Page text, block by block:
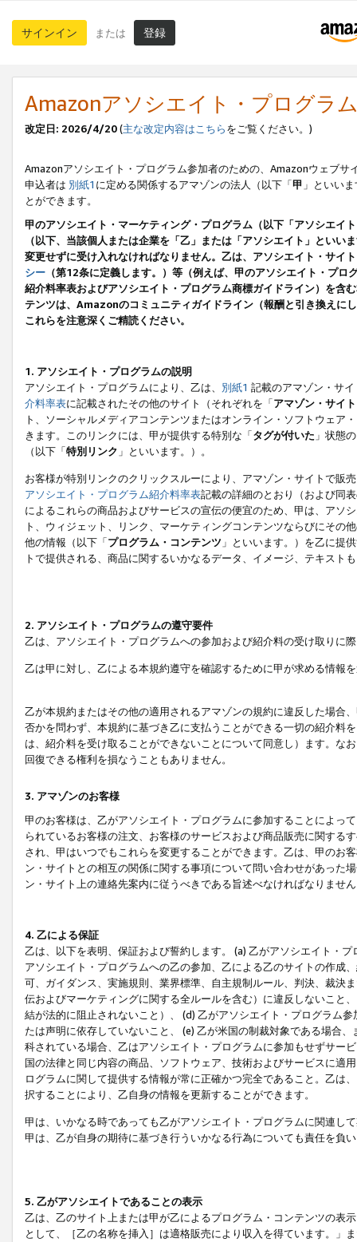
サインイン または 登録
Amazonアソシエイト・プログラ
改定日: 2026/4/20(主な改定内容はこちらをご覧ください。)
Amazonアソシエイト・プログラム参加者のための、Amazonウェブサ
申込者は 別紙1 に定める関係するアマゾンの法人（以下「甲 」といい
とができます。
甲のアソシエイト・マーケティング・プログラム（以下「アソシエイ
（以下、当該個人または企業を「乙」または「アソシエイト」とい
変更せずに受け入れなければなりません。乙は、アソシエイト・サイ
シー （第12条に定義します。）等（例えば、甲のアソシエイト・プ
紹介料率表およびアソシエイト・プログラム商標ガイドライン）を
テンツは、Amazonのコミュニティガイドライン（報酬と引き換えに
これらを注意深くご精読ください。
1. アソシエイト・プログラムの説明
アソシエイト・プログラムにより、乙は、 別紙1 記載のアマゾン・サ
介料率表に記載されたその他のサイト（それぞれを「アマゾン・サイト
ト、ソーシャルメディアコンテンツまたはオンライン・ソフトウェア
きます。このリンクには、甲が提供する特別な「タグが付いた 」状態
（以下「特別リンク 」といいます。）。
お客様が特別リンクのクリックスルーにより、アマゾン・サイトで販
アソシエイト・プログラム紹介料率表記載の詳細のとおり（および同
によるこれらの商品およびサービスの宣伝の便宜のため、甲は、アソ
ト、ウィジェット、リンク、マーケティングコンテンツならびにその
他の情報（以下「プログラム・コンテンツ 」といいます。）を乙に提
トで提供される、商品に関するいかなるデータ、イメージ、テキス
2. アソシエイト・プログラムの遵守要件
乙は、アソシエイト・プログラムへの参加および紹介料の受け取りに
乙は甲に対し、乙による本規約遵守を確認するために甲が求める情報
乙が本規約またはその他の適用されるアマゾンの規約に違反した場合
否かを問わず、本規約に基づき乙に支払うことができる一切の紹介料
は、紹介料を受け取ることができないことについて同意し）ます。な
回復できる権利を損なうこともありません。
3. アマゾンのお客様
甲のお客様は、乙がアソシエイト・プログラムに参加することによっ
られているお客様の注文、お客様のサービスおよび商品販売に関する
され、甲はいつでもこれらを変更することができます。乙は、甲のお
ン・サイトとの相互の関係に関する事項について問い合わせがあった
ン・サイト上の連絡先案内に従うべきである旨述べなければなりませ
4. 乙による保証
乙は、以下を表明、保証および誓約します。 (a) 乙がアソシエイト・
アソシエイト・プログラムへの乙の参加、乙による乙のサイトの作成
可、ガイダンス、実施規則、業界標準、自主規制ルール、判決、裁決
伝およびマーケティングに関する全ルールを含む）に違反しないこと
結が法的に阻止されないこと）、 (d) 乙がアソシエイト・プログラム
たは声明に依存していないこと、 (e) 乙が米国の制裁対象である場合
科されている場合、乙はアソシエイト・プログラムに参加もせずサー
国の法律と同じ内容の商品、ソフトウェア、技術およびサービスに適
ログラムに関して提供する情報が常に正確かつ完全であること。乙は
択することにより、乙自身の情報を更新することができます。
甲は、いかなる時であっても乙がアソシエイト・プログラムに関連し
甲は、乙が自身の期待に基づき行ういかなる行為についても責任を負
5. 乙がアソシエイトであることの表示
乙は、乙のサイト上または甲が乙によるプログラム・コンテンツの表
として、［乙の名称を挿入］は適格販売により収入を得ています。」